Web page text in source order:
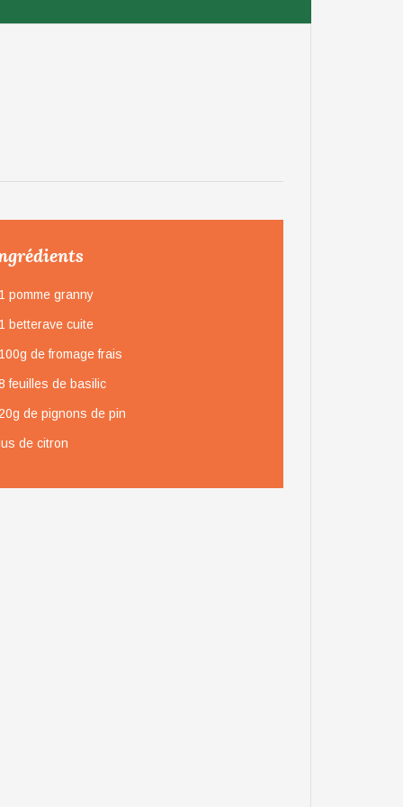
pomme granny
betterave cuite
de fromage frais
feuilles de basilic
de pignons de pin
de citron